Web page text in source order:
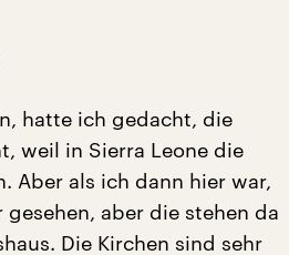
hatte ich gedacht, die
weil in Sierra Leone die
Aber als ich dann hier war,
aber die stehen da
Die Kirchen sind sehr